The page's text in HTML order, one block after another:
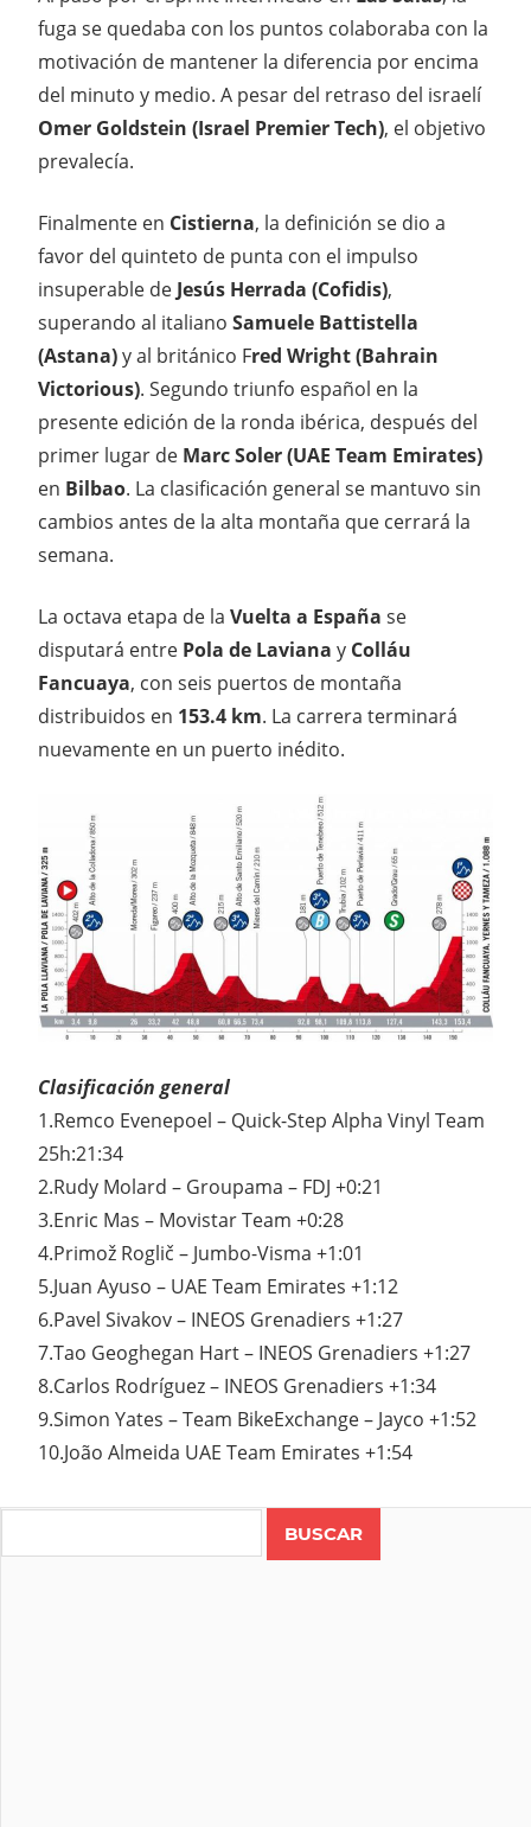
fuga se quedaba con los puntos colaboraba con la
motivación de mantener la diferencia por encima
del minuto y medio. A pesar del retraso del israelí
Omer Goldstein (Israel Premier Tech), el objetivo
prevalecía.
Finalmente en Cistierna, la definición se dio a
favor del quinteto de punta con el impulso
insuperable de Jesús Herrada (Cofidis),
superando al italiano Samuele Battistella
(Astana)y al británico Fred Wright (Bahrain
Victorious). Segundo triunfo español en la
presente edición de la ronda ibérica, después del
primer lugar de Marc Soler (UAE Team Emirates)
en Bilbao. La clasificación general se mantuvo sin
cambios antes de la alta montaña que cerrará la
semana.
La octava etapa de la Vuelta a España se
disputará entre Pola de Laviana y Colláu
Fancuaya, con seis puertos de montaña
distribuidos en 153.4 km. La carrera terminará
nuevamente en un puerto inédito.
Clasificación general
1.Remco Evenepoel – Quick-Step Alpha Vinyl Team
25h:21:34
2.Rudy Molard – Groupama – FDJ +0:21
3.Enric Mas – Movistar Team +0:28
4.Primož Roglič – Jumbo-Visma +1:01
5.Juan Ayuso – UAE Team Emirates +1:12
6.Pavel Sivakov – INEOS Grenadiers +1:27
7.Tao Geoghegan Hart – INEOS Grenadiers +1:27
8.Carlos Rodríguez – INEOS Grenadiers +1:34
9.Simon Yates – Team BikeExchange – Jayco +1:52
10.João Almeida UAE Team Emirates +1:54
RICA